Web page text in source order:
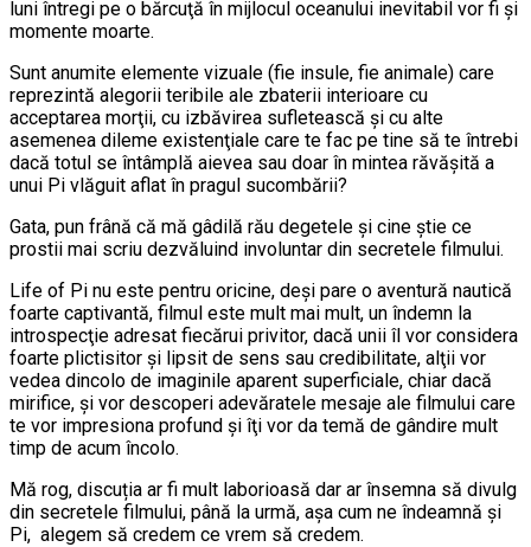
luni întregi pe o bărcuţă în mijlocul oceanului inevitabil vor fi şi
momente moarte.
Sunt anumite elemente vizuale (fie insule, fie animale) care
reprezintă alegorii teribile ale zbaterii interioare cu
acceptarea morţii, cu izbăvirea sufletească şi cu alte
asemenea dileme existenţiale care te fac pe tine să te întrebi
dacă totul se întâmplă aievea sau doar în mintea răvăşită a
unui Pi vlăguit aflat în pragul sucombării?
Gata, pun frână că mă gâdilă rău degetele şi cine ştie ce
prostii mai scriu dezvăluind involuntar din secretele filmului.
Life of Pi nu este pentru oricine, deşi pare o aventură nautică
foarte captivantă, filmul este mult mai mult, un îndemn la
introspecţie adresat fiecărui privitor, dacă unii îl vor considera
foarte plictisitor şi lipsit de sens sau credibilitate, alţii vor
vedea dincolo de imaginile aparent superficiale, chiar dacă
mirifice, şi vor descoperi adevăratele mesaje ale filmului care
te vor impresiona profund şi îţi vor da temă de gândire mult
timp de acum încolo.
Mă rog, discuția ar fi mult laborioasă dar ar însemna să divulg
din secretele filmului, până la urmă, așa cum ne îndeamnă și
Pi, alegem să credem ce vrem să credem.